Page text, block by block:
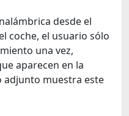
desde el
coche, el usuario sólo
una vez,
aparecen en la
adjunto muestra este